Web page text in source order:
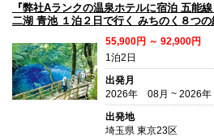
『弊社Aランクの温泉ホテルに宿泊 五能
二湖 青池 １泊２日で行く みちのく８つの
55,900円 ～ 92,900円
1泊2日
出発月
2026年 08月 ~ 2026
出発地
埼玉県 東京23区